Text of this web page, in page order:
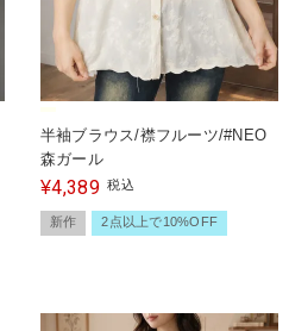
半袖ブラウス/襟フルーツ/#NEO
森ガール
¥4,389 税込
新作 2点以上で10%OFF